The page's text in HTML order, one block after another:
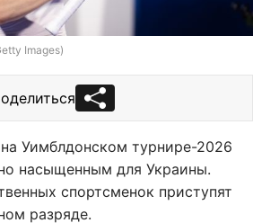
Images)
Уимблдонском турнире-2026
насыщенным для Украины.
спортсменок приступят
разряде.